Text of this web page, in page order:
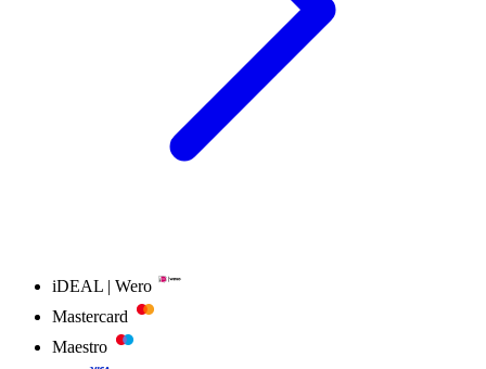
iDEAL | Wero
Mastercard
Maestro